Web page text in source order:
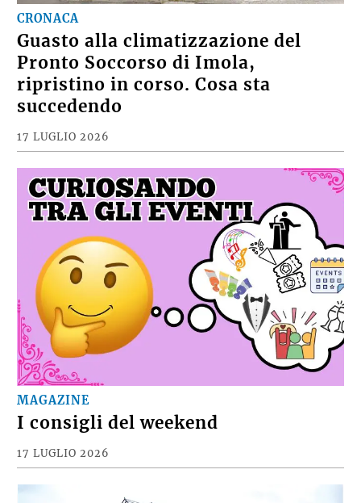
CRONACA
Guasto alla climatizzazione del
Pronto Soccorso di Imola,
ripristino in corso. Cosa sta
succedendo
17 LUGLIO 2026
MAGAZINE
I consigli del weekend
17 LUGLIO 2026